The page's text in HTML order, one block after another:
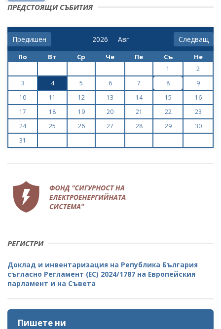
ПРЕДСТОЯЩИ СЪБИТИЯ
Предишен Следващ
По Вт Ср Че Пе Съ Не
1
2
3
4 5 6 7 8
9
10
11 12 13 14 15
16
17
18 19 20 21 22
23
24
25 26 27 28 29
30
31
РЕГИСТРИ
Доклад и инвентаризация на Република България
съгласно Регламент (ЕС) 2024/1787 на Европейския
парламент и на Съвета
Пишете ни